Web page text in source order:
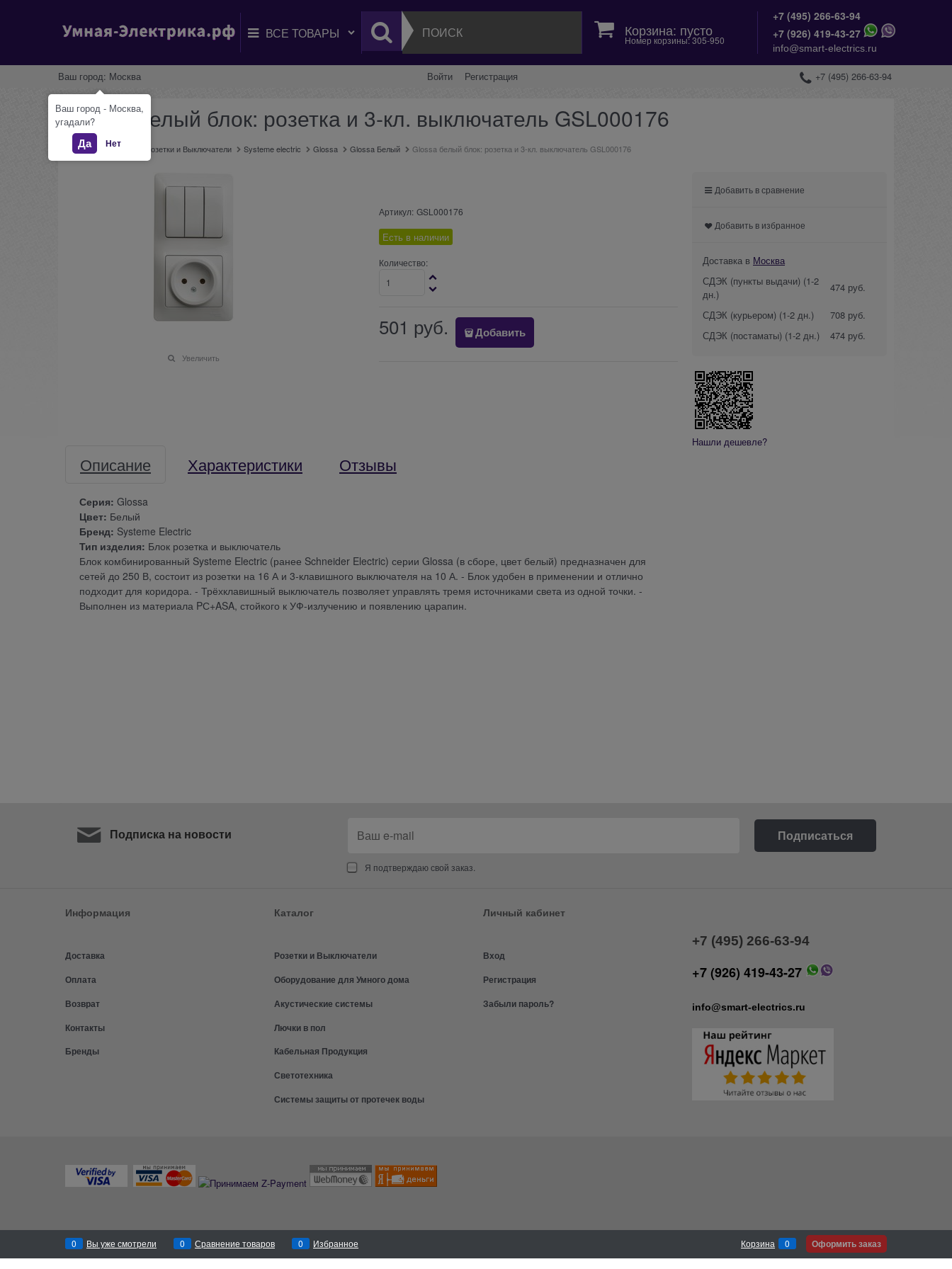
Корзина: пусто
Номер корзины: 305-950
+7 (495) 266-63-94
+7 (926) 419-43-27
info@smart-electrics.ru
Ваш город: Москва Войти Регистрация +7 (495) 266-63-94
Glossa белый блок: розетка и 3-кл. выключатель GSL000176
Главная Каталог Розетки и Выключатели Systeme electric Glossa Glossa Белый Glossa белый блок: розетка и 3-кл. выключатель GSL000176
Увеличить
Артикул: GSL000176
Есть в наличии
Количество:
501 руб. Добавить
Описание Характеристики Отзывы
Серия: Glossa
Цвет: Белый
Бренд: Systeme Electric
Тип изделия: Блок розетка и выключатель
Блок комбинированный Systeme Electric (ранее Schneider Electric) серии Glossa (в сборе, цвет белый) предназначен для
сетей до 250 В, состоит из розетки на 16 А и 3-клавишного выключателя на 10 А. - Блок удобен в применении и отлично
подходит для коридора. - Трёхклавишный выключатель позволяет управлять тремя источниками света из одной точки. -
Выполнен из материала PС+ASA, стойкого к УФ-излучению и появлению царапин.
Добавить в сравнение
Добавить в избранное
Доставка в Москва
СДЭК (пункты выдачи) (1-2
дн.)
474 руб.
СДЭК (курьером) (1-2 дн.)
708 руб.
СДЭК (постаматы) (1-2 дн.) 474 руб.
Нашли дешевле?
Подписка на новости
Я подтверждаю свой заказ.
Информация
Доставка
Оплата
Возврат
Контакты
Бренды
Каталог
Розетки и Выключатели
Оборудование для Умного дома
Акустические системы
Лючки в пол
Кабельная Продукция
Светотехника
Системы защиты от протечек воды
Личный кабинет
Вход
Регистрация
Забыли пароль?
+7 (495) 266-63-94
+7 (926) 419-43-27
info@smart-electrics.ru
0 Вы уже смотрели 0 Сравнение товаров 0 Избранное Корзина 0 Оформить заказ
Ваш город - Москва,
угадали?
Да Нет